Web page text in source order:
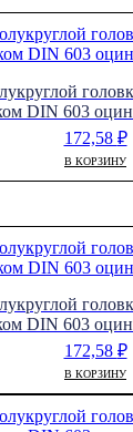
DIN 603
172,58 ₽
В КОРЗИНУ
DIN 603
172,58 ₽
В КОРЗИНУ